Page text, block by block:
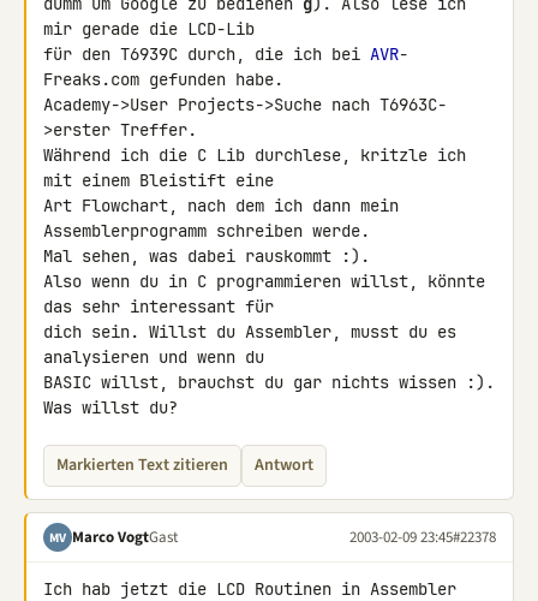
mir gerade die LCD-Lib
für den T6939C durch, die ich bei AVR-
Freaks.com gefunden habe.
Academy->User Projects->Suche nach T6963C-
>erster Treffer.
Während ich die C Lib durchlese, kritzle ich
mit einem Bleistift eine
Art Flowchart, nach dem ich dann mein
Assemblerprogramm schreiben werde.
Mal sehen, was dabei rauskommt :).
Also wenn du in C programmieren willst, könnte
das sehr interessant für
dich sein. Willst du Assembler, musst du es
analysieren und wenn du
BASIC willst, brauchst du gar nichts wissen :).
Was willst du?
Markierten Text zitieren Antwort
MV Marco VogtGast 2003-02-09 23:45#22378
Ich hab jetzt die LCD Routinen in Assembler